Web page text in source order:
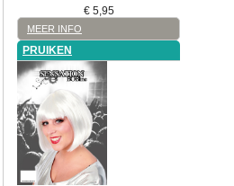
€ 5,95
MEER INFO
PRUIKEN